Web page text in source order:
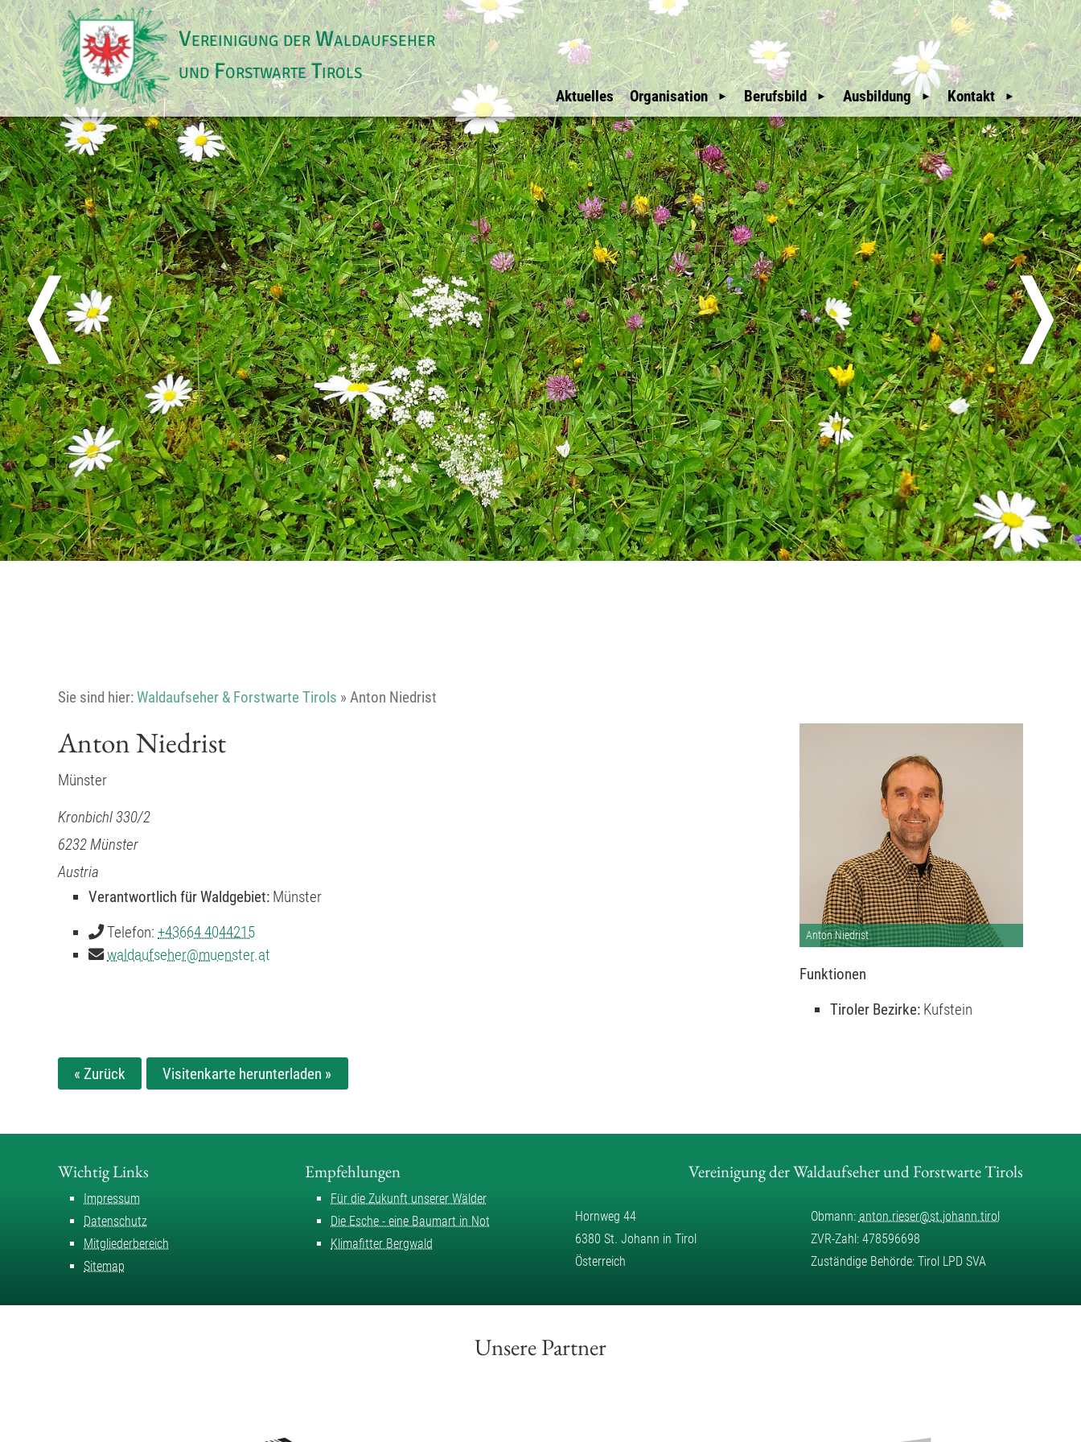
Vereinigung der Waldaufseher
und Forstwarte Tirols
Aktuelles Organisation
Überblick
Vorstand
Vorstandsmitglieder
BFI Vertreter
Rechnungsprüfer
Berufsbild
Wir Waldaufseher
Unsere Geschichte
Ausbildung
Auswahl und
Ausbildung
Kontakt
Allgemein
Impressum
Datenschutz
Ihre Werbung bei
uns?
E-Mail
Waldaufseher Tirols
Überblick
Innsbruck Stadt
Innsbruck Land
Schwaz
Kufstein
Kitzbühel
Osttirol
Imst
Reutte
Landeck
Mitgliederbereich
An- & Abmeldung
Mitglieder
Weitere Hinweise
Downloads
Nützliche Links
Sitemap
Erweiterte Suche
❬ ❭
Sie sind hier:Waldaufseher & Forstwarte Tirols » Anton Niedrist
Anton Niedrist
Münster
Kronbichl 330/2
6232Münster
Austria
Verantwortlich für Waldgebiet: Münster
Telefon:+43664 4044215
waldaufseher@muenster.at
Anton Niedrist
Funktionen
Tiroler Bezirke:Kufstein
« Zurück Visitenkarte herunterladen »
Wichtig Links
Impressum
Datenschutz
Mitgliederbereich
Sitemap
Empfehlungen
Für die Zukunft unserer Wälder
Die Esche - eine Baumart in Not
Klimafitter Bergwald
Vereinigung der Waldaufseher und Forstwarte Tirols
Hornweg 44
6380 St. Johann in Tirol
Österreich
Obmann: anton.rieser@st.johann.tirol
ZVR-Zahl: 478596698
Zuständige Behörde: Tirol LPD SVA
Unsere Partner